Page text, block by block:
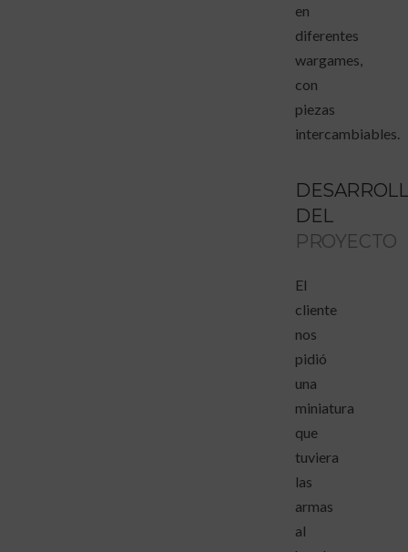
en
diferentes
wargames,
con
piezas
intercambiables.
DEL
PROYECTO
El
cliente
nos
pidió
una
miniatura
que
tuviera
las
armas
al